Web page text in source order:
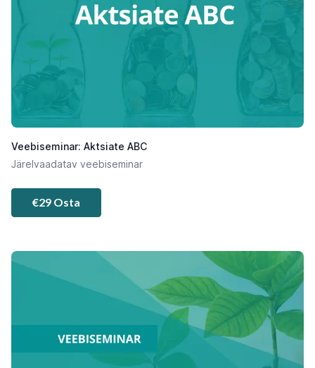
Veebiseminar: Aktsiate ABC
Järelvaadatav veebiseminar
€29 Osta